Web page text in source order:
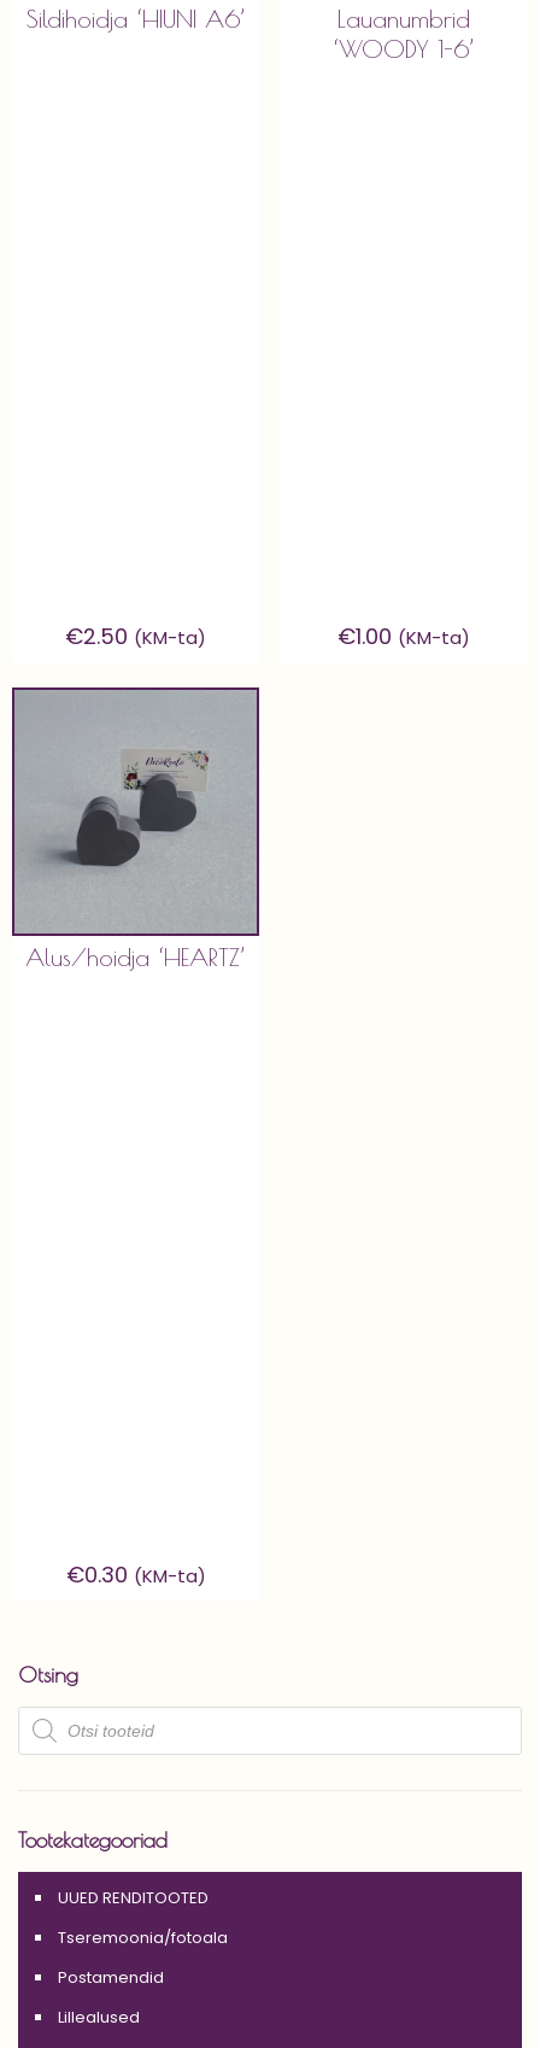
Sildihoidja ‘HIUNI A6’
€2.50 (KM-ta)
Lauanumbrid
‘WOODY 1-6’
€1.00 (KM-ta)
Alus/hoidja ‘HEARTZ’
€0.30 (KM-ta)
Otsing
Products
search
Tootekategooriad
UUED RENDITOOTED
Tseremoonia/fotoala
Postamendid
Lillealused